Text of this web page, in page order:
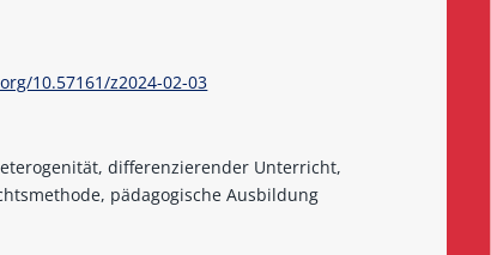
10.57161/z2024-02-03
differenzierender Unterricht,
pädagogische Ausbildung